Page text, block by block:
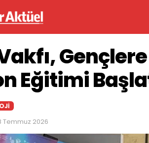
Eğitimi
Temmuz 2026